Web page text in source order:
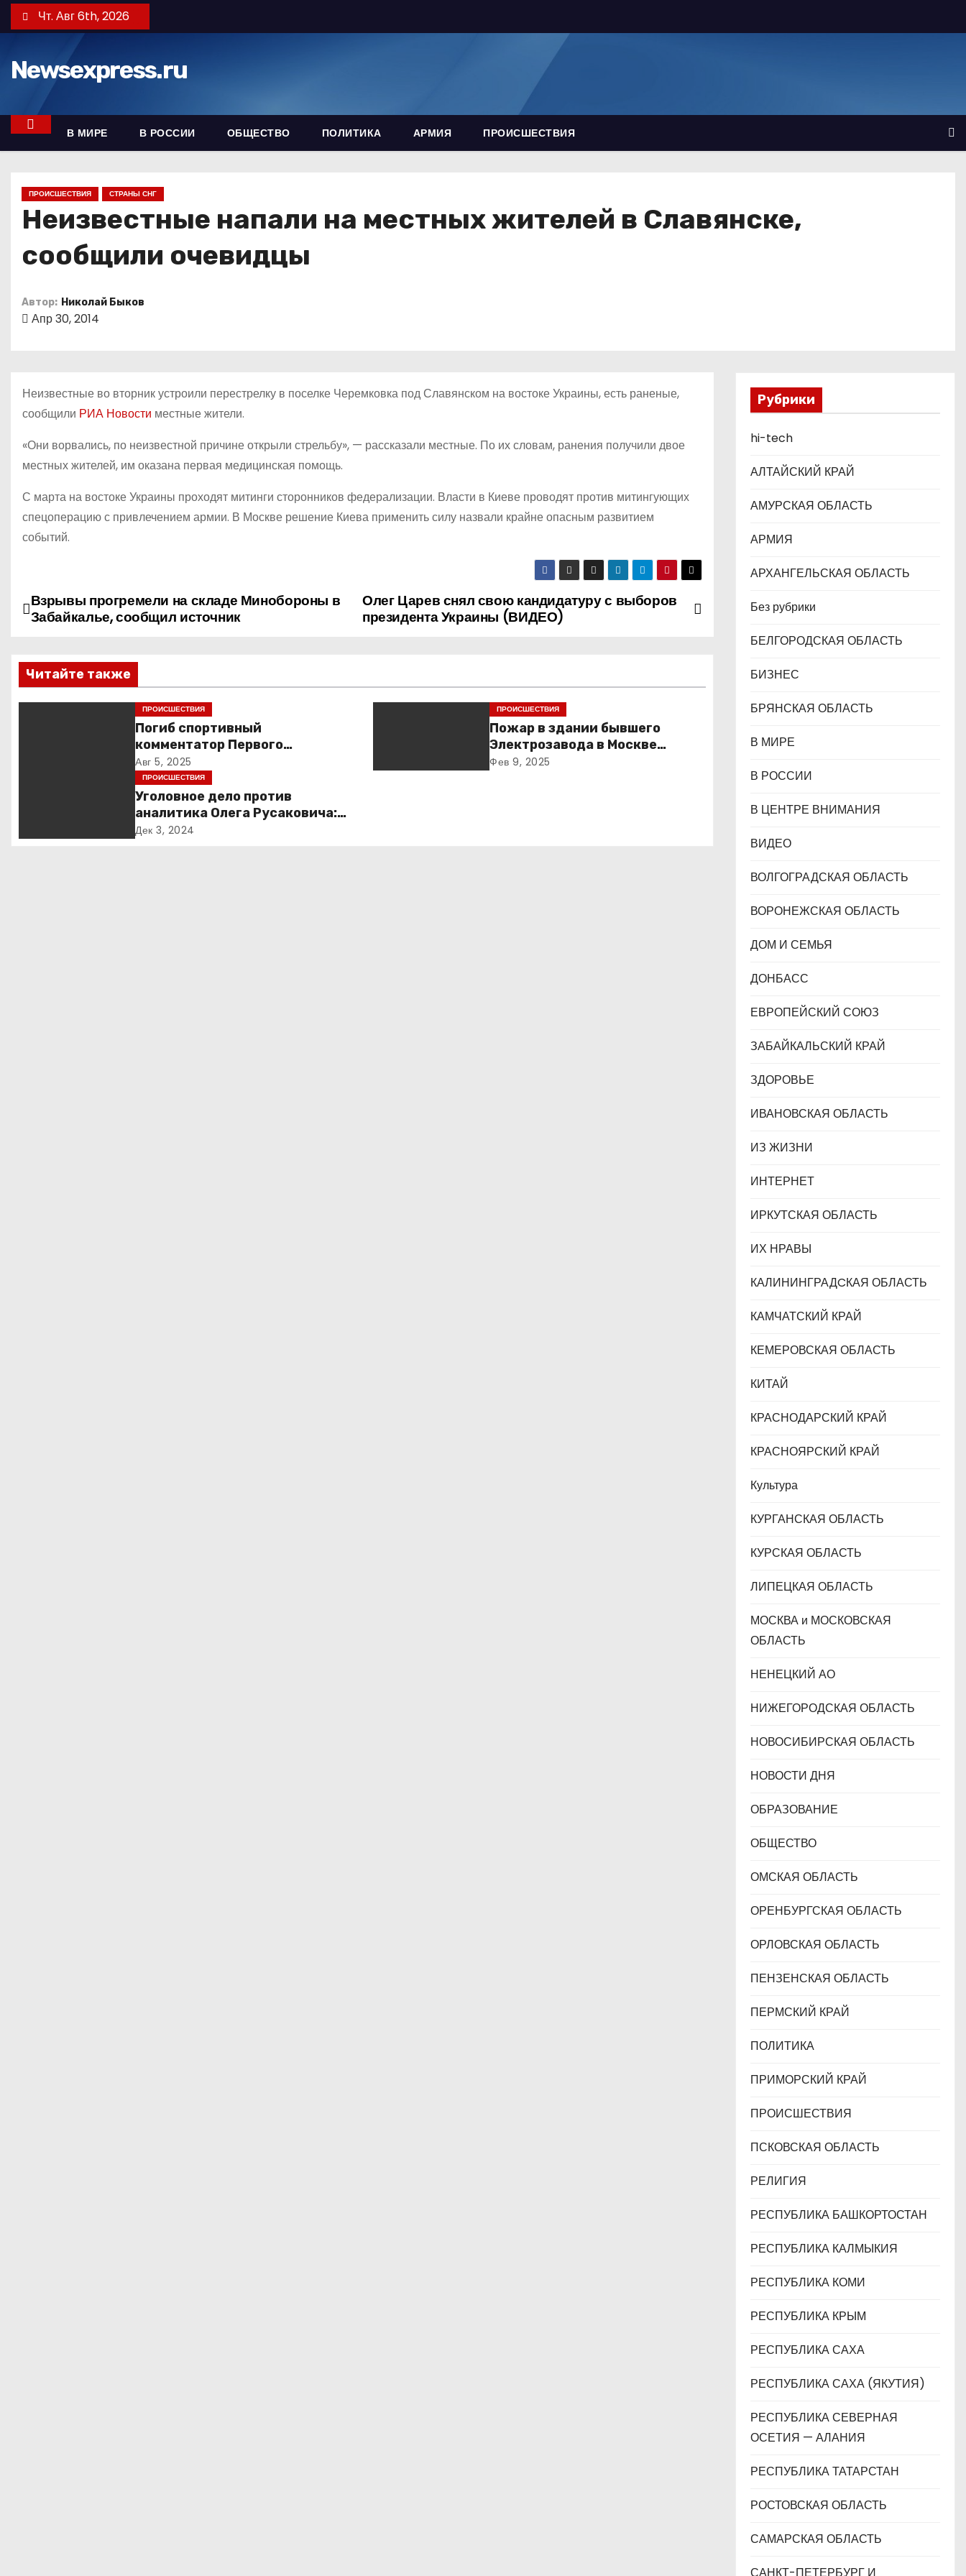
е
к
Чт. Авг 6th, 2026
Newsexpress.ru
В МИРЕ В РОССИИ ОБЩЕСТВО ПОЛИТИКА АРМИЯ ПРОИСШЕСТВИЯ
ПРОИСШЕСТВИЯ СТРАНЫ СНГ
Неизвестные напали на местных жителей в Славянске,
сообщили очевидцы
Автор: Николай Быков
Апр 30, 2014
Неизвестные во вторник устроили перестрелку в поселке Черемковка под Славянском на востоке Украины, есть раненые,
сообщили РИА Новости местные жители.
«Они ворвались, по неизвестной причине открыли стрельбу», — рассказали местные. По их словам, ранения получили двое
местных жителей, им оказана первая медицинская помощь.
С марта на востоке Украины проходят митинги сторонников федерализации. Власти в Киеве проводят против митингующих
спецоперацию с привлечением армии. В Москве решение Киева применить силу назвали крайне опасным развитием
событий.
Н
в
и
я
Олег Царев снял свою кандидатуру с выборов
президента Украины (ВИДЕО)
Взрывы прогремели на складе Минобороны в
Забайкалье, сообщил источник
Читайте также
ПРОИСШЕСТВИЯ
Погиб спортивный
комментатор Первого
Александр Гришин
Авг 5, 2025
ПРОИСШЕСТВИЯ
Пожар в здании бывшего
Электрозавода в Москве
успешно ликвидирован
Фев 9, 2025
ПРОИСШЕСТВИЯ
Уголовное дело против
аналитика Олега Русаковича:
обвинения, вымогательство и
Дек 3, 2024
Рубрики
hi-tech
АЛТАЙСКИЙ КРАЙ
АМУРСКАЯ ОБЛАСТЬ
АРМИЯ
АРХАНГЕЛЬСКАЯ ОБЛАСТЬ
Без рубрики
БЕЛГОРОДСКАЯ ОБЛАСТЬ
БИЗНЕС
БРЯНСКАЯ ОБЛАСТЬ
В МИРЕ
В РОССИИ
В ЦЕНТРЕ ВНИМАНИЯ
ВИДЕО
ВОЛГОГРАДСКАЯ ОБЛАСТЬ
ВОРОНЕЖСКАЯ ОБЛАСТЬ
ДОМ И СЕМЬЯ
ДОНБАСС
ЕВРОПЕЙСКИЙ СОЮЗ
ЗАБАЙКАЛЬСКИЙ КРАЙ
ЗДОРОВЬЕ
ИВАНОВСКАЯ ОБЛАСТЬ
ИЗ ЖИЗНИ
ИНТЕРНЕТ
ИРКУТСКАЯ ОБЛАСТЬ
ИХ НРАВЫ
КАЛИНИНГРАДCКАЯ ОБЛАСТЬ
КАМЧАТСКИЙ КРАЙ
КЕМЕРОВСКАЯ ОБЛАСТЬ
КИТАЙ
КРАСНОДАРСКИЙ КРАЙ
КРАСНОЯРСКИЙ КРАЙ
Культура
КУРГАНСКАЯ ОБЛАСТЬ
КУРСКАЯ ОБЛАСТЬ
ЛИПЕЦКАЯ ОБЛАСТЬ
МОСКВА и МОСКОВСКАЯ
ОБЛАСТЬ
НЕНЕЦКИЙ АО
НИЖЕГОРОДСКАЯ ОБЛАСТЬ
НОВОСИБИРСКАЯ ОБЛАСТЬ
НОВОСТИ ДНЯ
ОБРАЗОВАНИЕ
ОБЩЕСТВО
ОМСКАЯ ОБЛАСТЬ
ОРЕНБУРГСКАЯ ОБЛАСТЬ
ОРЛОВСКАЯ ОБЛАСТЬ
ПЕНЗЕНСКАЯ ОБЛАСТЬ
ПЕРМСКИЙ КРАЙ
ПОЛИТИКА
ПРИМОРСКИЙ КРАЙ
ПРОИСШЕСТВИЯ
ПСКОВСКАЯ ОБЛАСТЬ
РЕЛИГИЯ
РЕСПУБЛИКА БАШКОРТОСТАН
РЕСПУБЛИКА КАЛМЫКИЯ
РЕСПУБЛИКА КОМИ
РЕСПУБЛИКА КРЫМ
РЕСПУБЛИКА САХА
РЕСПУБЛИКА САХА (ЯКУТИЯ)
РЕСПУБЛИКА СЕВЕРНАЯ
ОСЕТИЯ — АЛАНИЯ
РЕСПУБЛИКА ТАТАРСТАН
РОСТОВСКАЯ ОБЛАСТЬ
САМАРСКАЯ ОБЛАСТЬ